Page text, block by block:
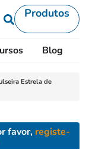
Produtos
Blog
Estrela de
favor, registe-